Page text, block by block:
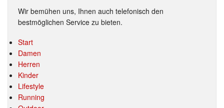
Wir bemühen uns, Ihnen auch telefonisch den
bestmöglichen Service zu bieten.
Start
Damen
Herren
Kinder
Lifestyle
Running